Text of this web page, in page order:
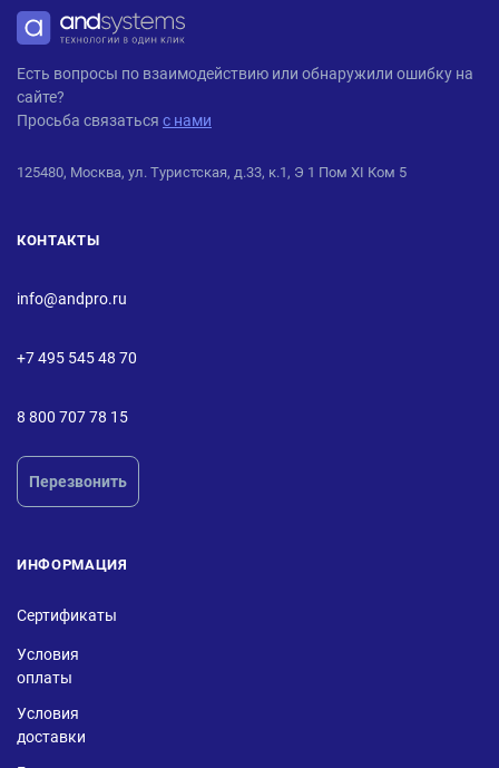
ANDPRO
Есть вопросы по взаимодействию или обнаружили ошибку на
сайте?
Просьба связаться с нами
125480, Москва, ул. Туристская, д.33, к.1, Э 1 Пом XI Ком 5
КОНТАКТЫ
info@andpro.ru
+7 495 545 48 70
8 800 707 78 15
Перезвонить
ИНФОРМАЦИЯ
Сертификаты
Условия
оплаты
Условия
доставки